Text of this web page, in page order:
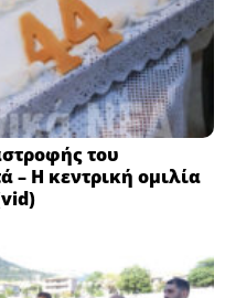
του
– Η κεντρική ομιλία